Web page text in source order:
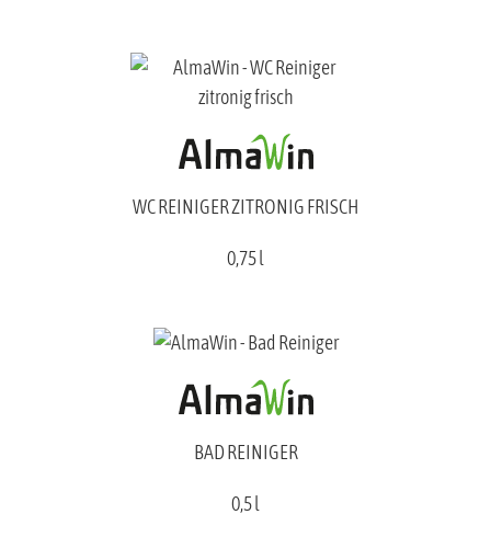
WC REINIGER ZITRONIG FRISCH
0,75 l
BAD REINIGER
0,5 l